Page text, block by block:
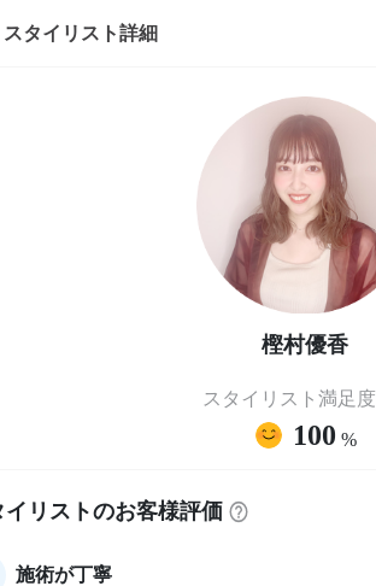
スタイリスト詳細
樫村優香
スタイリスト満足度
100 %
イリストのお客様評価
施術が丁寧